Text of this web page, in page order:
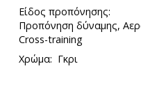
Είδος προπόνησης:
Προπόνηση δύναμης,
Cross-training
Χρώμα: Γκρι